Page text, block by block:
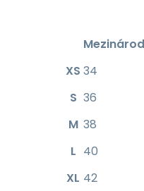
XS 34
S 36
M 38
L 40
XL 42